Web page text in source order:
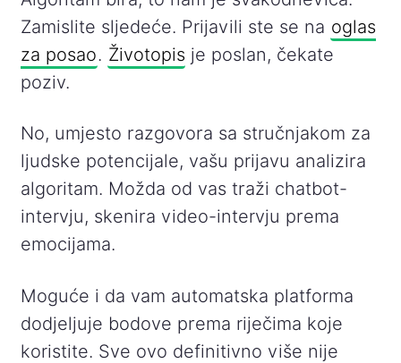
Zamislite sljedeće. Prijavili ste se na oglas
za posao. Životopis je poslan, čekate
poziv.
No, umjesto razgovora sa stručnjakom za
ljudske potencijale, vašu prijavu analizira
algoritam. Možda od vas traži chatbot-
intervju, skenira video-intervju prema
emocijama.
Moguće i da vam automatska platforma
dodjeljuje bodove prema riječima koje
koristite. Sve ovo definitivno više nije